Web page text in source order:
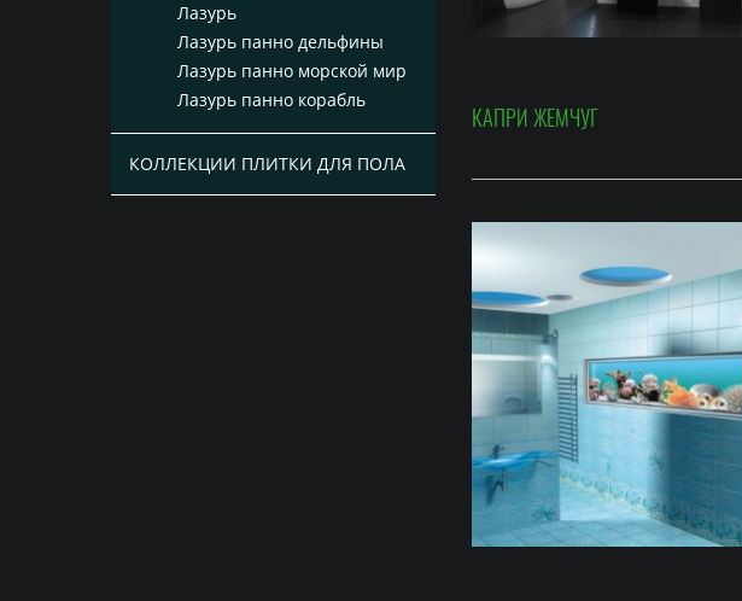
Лазурь
Лазурь панно дельфины
Лазурь панно морской мир
Лазурь панно корабль
КОЛЛЕКЦИИ ПЛИТКИ ДЛЯ ПОЛА
КАПРИ ЖЕМЧУГ